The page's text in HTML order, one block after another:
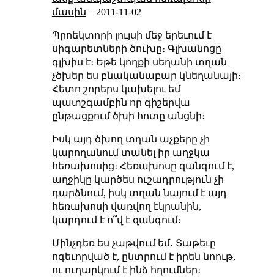
մասին – 2011-11-02
Պրոեկտորի լույսի մեջ երեւում է
սիգարետների ծուխը։ Գլխանոցը
գլխիս է։ Եթե կողքի սեղանի տղան
չծխեր ես բնականաբար կնեղանայի։
Հետո շորերս կախելու եմ
պատշգամբին որ գիշերվա
ընթացքում ծխի հոտը անցնի։
Իսկ այդ ծխող տղան աչքերը չի
կարողանում տանել իր աղջկա
հեռախոսից։ Հեռախոսը զանգում է,
աղջիկը կարծես ուշադրություն չի
դարձնում, իսկ տղան նայում է այդ
հեռախոսի վառվող էկրանին,
կարդում է ո՞վ է զանգում։
Մինչդեռ ես չաթվում եմ․ Տաթեւը
ոգեւորված է, ընտրում է իրեն նոութ,
ու ուղարկում է ինձ հղումներ։